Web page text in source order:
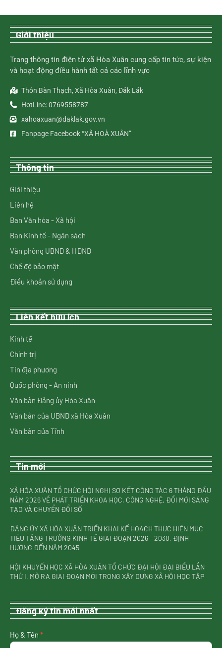
Giới thiệu
Trang thông tin điện tử xã Hòa Xuân cung cấp tin tức, sự kiện
và hoạt động điều hành tất cả các lĩnh vực
Thôn Bàn Thạch, Xã Hòa Xuân, Đắk Lắk
HotLine: 0769558787
xahoaxuan@daklak.gov.vn
Fanpage Facebook “XÃ HOÀ XUÂN”
Thông tin
Giới thiệu
Liên hệ
Ban Văn hóa - Xã hội
Ban Kinh tế - Ngân sách
Văn phòng UBND & HĐND
Chế độ bảo mật
Điều khoản sử dụng
Liên kết hữu ích
Kinh tế
Chính trị
Tin địa phương
Quốc phòng - An ninh
Văn bản Đảng ủy Hòa Xuân
Văn bản của UBND xã Hòa Xuân
Văn bản của Tỉnh
Tin mới
XÃ HÒA XUÂN TỔ CHỨC HỘI NGHỊ SƠ KẾT CÔNG TÁC 6 THÁNG ĐẦU
NĂM 2026 VỀ PHÁT TRIỂN KHOA HỌC, CÔNG NGHỆ, ĐỔI MỚI SÁNG
TẠO VÀ CHUYỂN ĐỔI SỐ
ĐẢNG ỦY XÃ HÒA XUÂN TRIỂN KHAI KẾ HOẠCH THỰC HIỆN MỤC
TIÊU TĂNG TRƯỞNG KINH TẾ GIAI ĐOẠN 2026 – 2030, ĐỊNH
HƯỚNG ĐẾN NĂM 2045
HỘI KHUYẾN HỌC XÃ HÒA XUÂN TỔ CHỨC ĐẠI HỘI ĐẠI BIỂU LẦN
THỨ I, MỞ RA GIAI ĐOẠN MỚI TRONG XÂY DỰNG XÃ HỘI HỌC TẬP
Đăng ký tin mới nhất
nhận
tin
Họ & Tên *